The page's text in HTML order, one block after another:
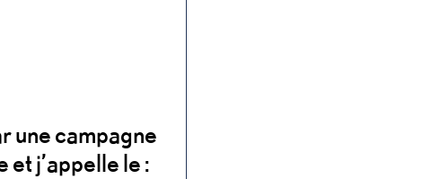
une campagne
j’appelle le :